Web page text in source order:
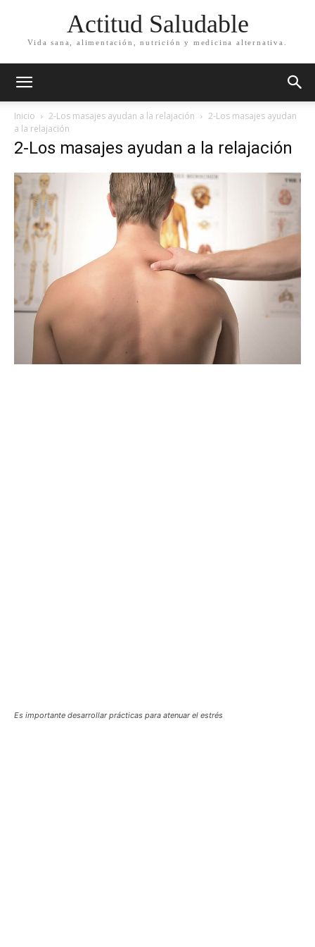
Actitud Saludable
Vida sana, alimentación, nutrición y medicina alternativa.
Inicio 2-Los masajes ayudan a la relajación
2-Los masajes ayudan
a la relajación
2-Los masajes ayudan a la relajación
Es importante desarrollar prácticas para atenuar el estrés